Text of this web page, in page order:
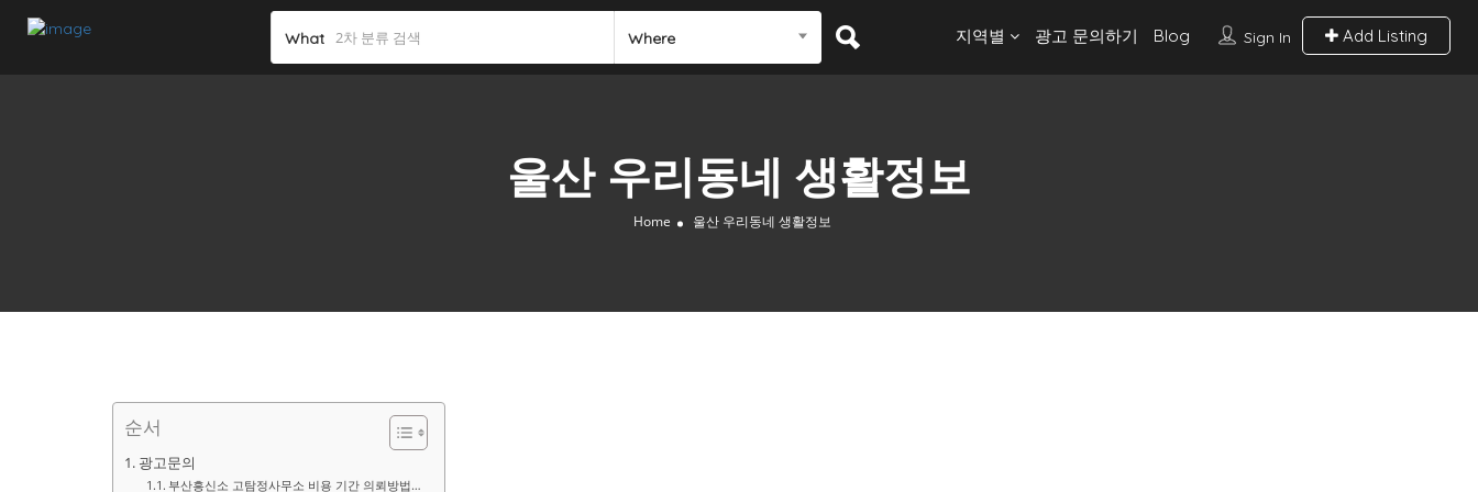
What Where Sign In Add Listing
지역별 광고 문의하기 Blog
울산 우리동네 생활정보
Home 울산 우리동네 생활정보
순서
광고문의
부산흥신소 고탐정사무소 비용 기간 의뢰방법…